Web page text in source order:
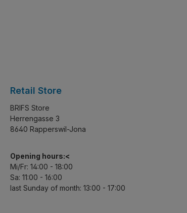
Retail Store
BRIFS Store
Herrengasse 3
8640 Rapperswil-Jona
Opening hours:<
Mi/Fr: 14:00 - 18:00
Sa: 11:00 - 16:00
last Sunday of month: 13:00 - 17:00